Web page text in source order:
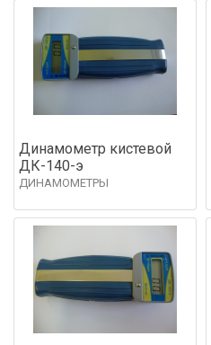
Динамометр кистевой
ДК-140-э
ДИНАМОМЕТРЫ